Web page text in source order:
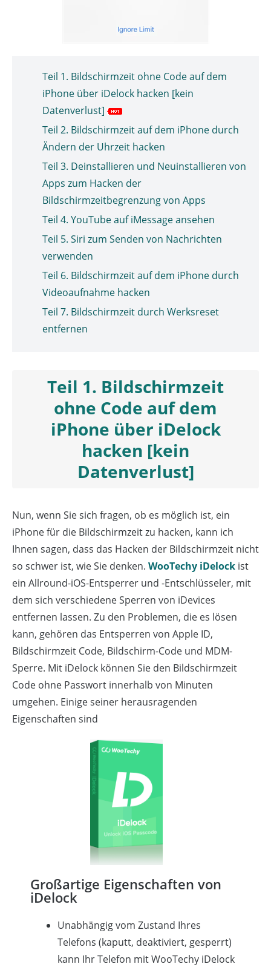
Teil 1. Bildschirmzeit ohne Code auf dem
iPhone über iDelock hacken [kein
Datenverlust]
Teil 2. Bildschirmzeit auf dem iPhone durch
Ändern der Uhrzeit hacken
Teil 3. Deinstallieren und Neuinstallieren von
Apps zum Hacken der
Bildschirmzeitbegrenzung von Apps
Teil 4. YouTube auf iMessage ansehen
Teil 5. Siri zum Senden von Nachrichten
verwenden
Teil 6. Bildschirmzeit auf dem iPhone durch
Videoaufnahme hacken
Teil 7. Bildschirmzeit durch Werksreset
entfernen
Teil 1. Bildschirmzeit
ohne Code auf dem
iPhone über iDelock
hacken [kein
Datenverlust]
Nun, wenn Sie sich fragen, ob es möglich ist, ein
iPhone für die Bildschirmzeit zu hacken, kann ich
Ihnen sagen, dass das Hacken der Bildschirmzeit nicht
so schwer ist, wie Sie denken. WooTechy iDelock ist
ein Allround-iOS-Entsperrer und -Entschlüsseler, mit
dem sich verschiedene Sperren von iDevices
entfernen lassen. Zu den Problemen, die es lösen
kann, gehören das Entsperren von Apple ID,
Bildschirmzeit Code, Bildschirm-Code und MDM-
Sperre. Mit iDelock können Sie den Bildschirmzeit
Code ohne Passwort innerhalb von Minuten
umgehen. Einige seiner herausragenden
Eigenschaften sind
Großartige Eigenschaften von
iDelock
Unabhängig vom Zustand Ihres
Telefons (kaputt, deaktiviert, gesperrt)
kann Ihr Telefon mit WooTechy iDelock